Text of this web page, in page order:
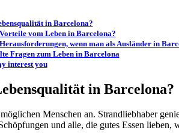
in Barcelona?
vom Leben in Barcelona?
wenn man als Ausländer in
Fragen zum Leben in Barcelona
interest you
in Barcelona?
Menschen an. Strandliebhaber
und alle, die gutes Essen lieben,